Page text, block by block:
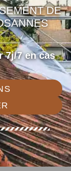
DE
7j/7 en cas